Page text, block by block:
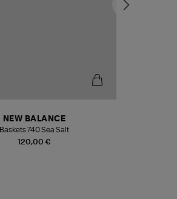
120,00 €
NEW BALANCE
Baskets 740 Sea Salt